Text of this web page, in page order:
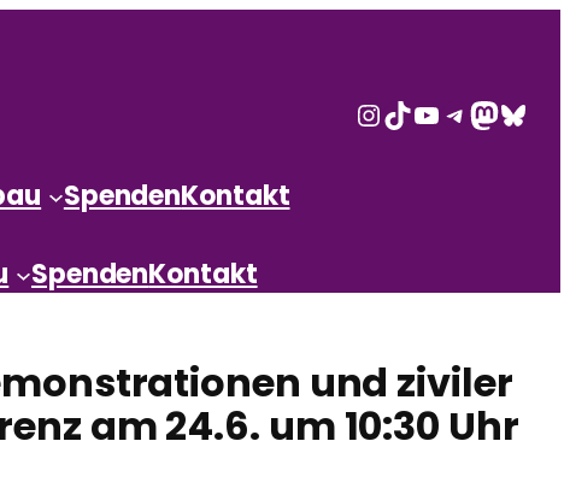
Instagram
TikTok
YouTube
Telegram
SpendenKontakt
SpendenKontakt
und ziviler
am 24.6. um 10:30 Uhr